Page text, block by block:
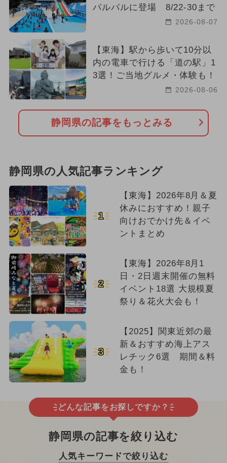
パルパルに登場 8/22-30まで
2026-08-07
【東海】駅から歩いて10分以
内の電車で行ける「道の駅」1
3選！ご当地グルメ・体験も！
2026-08-06
静岡県の記事をもっとみる
静岡県の人気記事ランキング
1
【東海】2026年8月＆夏
休みにおすすめ！親子
向けおでかけ先＆イベ
ントまとめ
2
【東海】2026年8月1
日・2日週末開催の無料
イベント18選 大規模夏
祭り＆花火大会も！
3
【2025】関東近郊の最
新＆おすすめ海上アス
レチック6選 期間＆料
金も！
どんな記事をお探しですか？
静岡県の記事を絞り込む
人気キーワードで絞り込む